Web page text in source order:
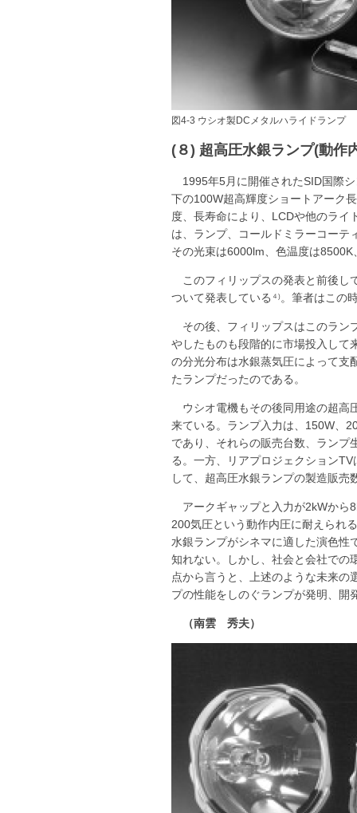
図4-3 ウシオ製DCメタルハライドランプ
(８) 超高圧水銀ランプ(動作
1995年5月に開催されたSID国際
下の100W超高輝度ショートアーク
度、長寿命により、LCDや他のライ
は、ランプ、コールドミラーコーテ
その光束は6000lm、色温度は
このフィリップスの発表と前後し
ついて発表している ４)。筆者はこの
その後、フィリップスはこのラン
やしたものも段階的に市場投入して
の分光分布は水銀蒸気圧によって支
たランプだったのである。
ウシオ電機もその後同用途の超高
来ている。ランプ入力は、150W、
であり、それらの販売台数、ランプ
る。一方、リアプロジェクション
して、超高圧水銀ランプの製造販
アークギャップと入力が2kWから
200気圧という動作内圧に耐えられ
水銀ランプがシネマに適した演色性
知れない。しかし、社会と会社での
点から言うと、上述のような未来
プの性能をしのぐランプが発明、開
（南雲 秀夫）